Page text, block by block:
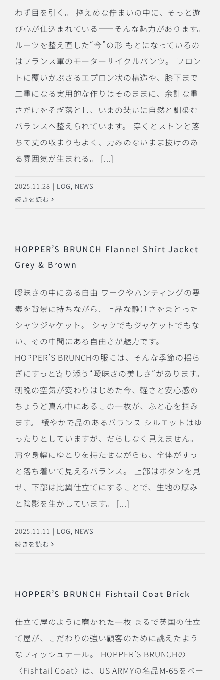
わず目を引く。 控えめな佇まいの中に、そっと遊
び心が仕込まれている——そんな魅力があります。
ルーツを整え直した“今”の形 もとになっているの
はフランス軍のモーターサイクルパンツ。 フロン
トに覆いかぶさるエプロン状の構造や、膝下まで
二重になる実用的な作りはそのままに、余計な重
さだけをそぎ落とし、いまの装いに自然と馴染む
バランスへ整えられています。 穿くとストンと落
ちて丈の収まりもよく、力みのないまま抜けのあ
る雰囲気が生まれる。 [...]
2025.11.28 | LOG, NEWS
続きを読む
HOPPER’S BRUNCH Flannel Shirt Jacket
Grey & Brown
曖昧さの中にある自由 ワークやハンティングの要
素を背景に持ちながら、上品な静けさをまとった
シャツジャケット。 シャツでもジャケットでもな
い、その中間にある自由さが魅力です。
HOPPER’S BRUNCHの服には、そんな季節の揺ら
ぎにすっと寄り添う“曖昧さの美しさ”があります。
朝晩の空気が変わりはじめた今、軽さと安心感の
ちょうど真ん中にあるこの一枚が、ふと心を掴み
ます。 緩やかで品のあるバランス シルエットはゆ
ったりとしていますが、だらしなく見えません。
肩や身幅にゆとりを持たせながらも、全体がすっ
と落ち着いて見えるバランス。 上部はボタンを見
せ、下部は比翼仕立てにすることで、生地の厚み
と陰影を生かしています。 [...]
2025.11.11 | LOG, NEWS
続きを読む
HOPPER’S BRUNCH Fishtail Coat Brick
仕立て屋のように磨かれた一枚 まるで英国の仕立
て屋が、こだわりの強い顧客のために誂えたよう
なフィッシュテール。 HOPPER’S BRUNCHの
〈Fishtail Coat〉は、US ARMYの名品M-65をベー